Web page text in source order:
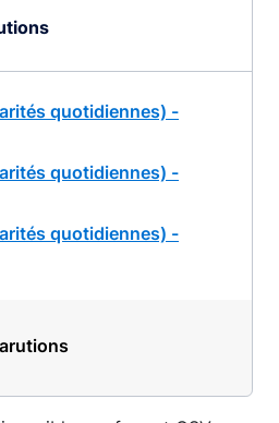
quotidiennes) -
quotidiennes) -
quotidiennes) -